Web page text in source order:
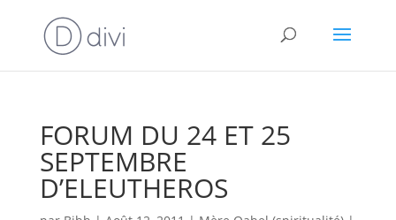
FORUM DU 24 ET 25
SEPTEMBRE
D’ELEUTHEROS